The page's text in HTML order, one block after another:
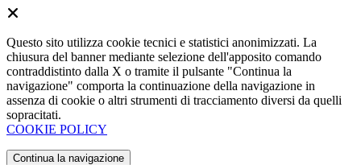
Questo sito utilizza cookie tecnici e statistici anonimizzati. La
chiusura del banner mediante selezione dell'apposito comando
contraddistinto dalla X o tramite il pulsante "Continua la
navigazione" comporta la continuazione della navigazione in
assenza di cookie o altri strumenti di tracciamento diversi da quelli
sopracitati.
COOKIE POLICY
Continua la navigazione